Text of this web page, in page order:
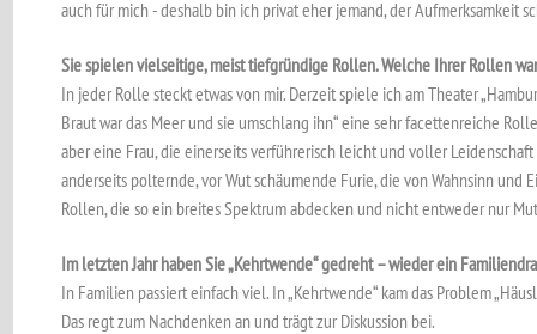
auch für mich - deshalb bin ich privat eher jemand, der Aufmerksamkeit
Sie spielen vielseitige, meist tiefgründige Rollen. Welche Ihrer Rollen
In jeder Rolle steckt etwas von mir. Derzeit spiele ich am Theater
Braut war das Meer und sie umschlang ihn“ eine sehr facettenreiche
aber eine Frau, die einerseits verführerisch leicht und voller
anderseits polternde, vor Wut schäumende Furie, die von Wahnsinn und
Rollen, die so ein breites Spektrum abdecken und nicht entweder nur
Im letzten Jahr haben Sie „Kehrtwende“ gedreht – wieder ein
In Familien passiert einfach viel. In „Kehrtwende“ kam das Problem
Das regt zum Nachdenken an und trägt zur Diskussion bei.